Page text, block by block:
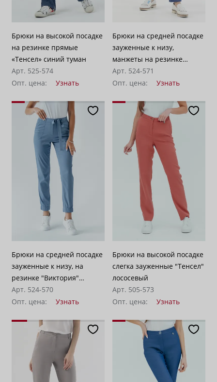
Брюки на высокой посадке
на резинке прямые
«Тенсел» синий туман
Арт. 525-574
Опт. цена:
Узнать
Брюки на средней посадке
зауженные к низу,
манжеты на резинке
"Виктория" синяя джинса
Арт. 524-571
Опт. цена:
Узнать
Брюки на средней посадке
зауженные к низу, на
резинке "Виктория"
голубые
Арт. 524-570
Опт. цена:
Узнать
Брюки на высокой посадке
слегка зауженные "Тенсел"
лососевый
Арт. 505-573
Опт. цена:
Узнать